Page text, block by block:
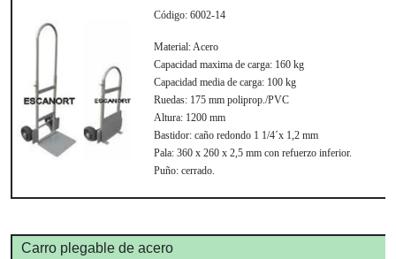
Código: 6002-14
Material:Acero
Capacidad maxima de carga: 160 kg
Capacidad media de carga: 100 kg
Ruedas: 175 mm poliprop./PVC
Altura: 1200 mm
Bastidor: caño redondo 1 1/4´x 1,2 mm
Pala: 360 x 260 x 2,5 mm con refuerzo inferior.
Puño: cerrado.
Carro plegable de acero